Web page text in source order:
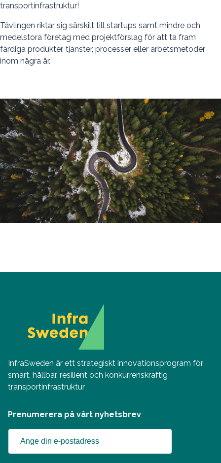
transportinfrastruktur!
Tävlingen riktar sig särskilt till startups samt mindre och
medelstora företag med projektförslag för att ta fram
färdiga produkter, tjänster, processer eller arbetsmetoder
inom några år.
InfraSweden är ett strategiskt innovationsprogram för
smart, hållbar, resilient och konkurrenskraftig
transportinfrastruktur
Prenumerera på vårt nyhetsbrev